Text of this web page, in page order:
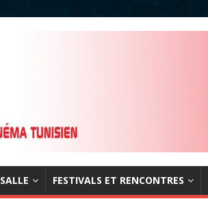
FESTIVALS ET RENCONTRES